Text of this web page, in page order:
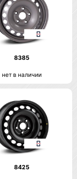
8385
нет в наличии
8425